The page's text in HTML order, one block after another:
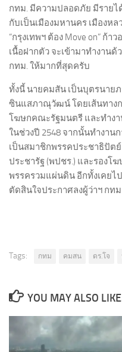
กทม. มีความปลอดภัย มีรายไ
กับเป็นเมืองมหานคร เมืองหล
“กรุงเทพฯ ต้อง Move on” ก้
เนื้อฝากตัว จะเข้ามาทำงาน
กทม. ให้มากที่สุดครับ
ทั้งนี้ นายคมสัน เป็นบุตรนาย
ซินแสภาณุวัฒน์ โดยเส้นทางก
โฆษกคณะรัฐมนตรี และทำง
ในช่วงปี 2548 จากนั้นทำงาน
เป็นสมาชิกพรรคประชาธิปัต
ประชารัฐ (พปชร.) และรองโ
พรรครวมแผ่นดิน อีกทั้งเคยไ
ตัดสินใจประกาศลงผู้ว่าฯ กท
Tags: กทม คมสน ดร.โจ
YOU MAY ALSO